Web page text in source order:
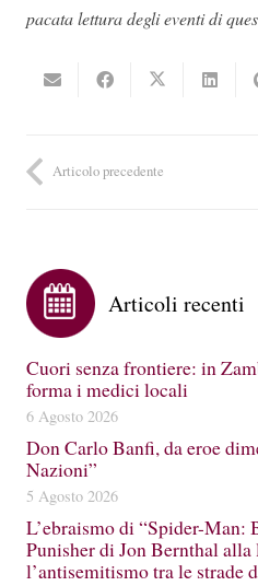
pacata lettura degli eventi di
Articolo precedente
Articoli recenti
Cuori senza frontiere: in
forma i medici locali
6 Agosto 2026
Don Carlo Banfi, da eroe
Nazioni”
5 Agosto 2026
L’ebraismo di “Spider-Man:
Punisher di Jon Bernthal
l’antisemitismo tra le strade